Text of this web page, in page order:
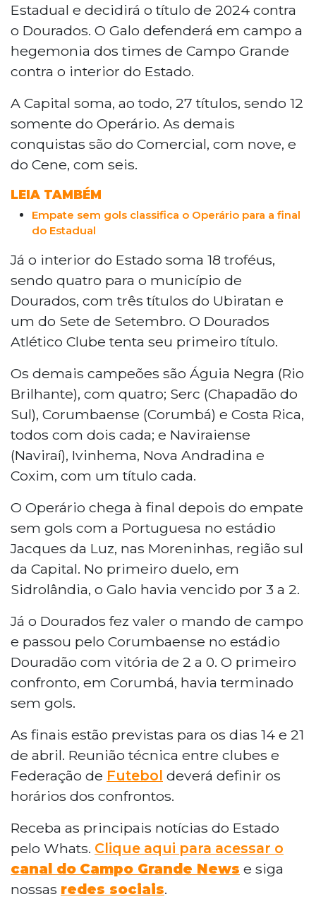
Estadual e decidirá o título de 2024 contra
o Dourados. O Galo defenderá em campo a
hegemonia dos times de Campo Grande
contra o interior do Estado.
A Capital soma, ao todo, 27 títulos, sendo 12
somente do Operário. As demais
conquistas são do Comercial, com nove, e
do Cene, com seis.
LEIA TAMBÉM
Empate sem gols classifica o Operário para a final
do Estadual
Já o interior do Estado soma 18 troféus,
sendo quatro para o município de
Dourados, com três títulos do Ubiratan e
um do Sete de Setembro. O Dourados
Atlético Clube tenta seu primeiro título.
Os demais campeões são Águia Negra (Rio
Brilhante), com quatro; Serc (Chapadão do
Sul), Corumbaense (Corumbá) e Costa Rica,
todos com dois cada; e Naviraiense
(Naviraí), Ivinhema, Nova Andradina e
Coxim, com um título cada.
O Operário chega à final depois do empate
sem gols com a Portuguesa no estádio
Jacques da Luz, nas Moreninhas, região sul
da Capital. No primeiro duelo, em
Sidrolândia, o Galo havia vencido por 3 a 2.
Já o Dourados fez valer o mando de campo
e passou pelo Corumbaense no estádio
Douradão com vitória de 2 a 0. O primeiro
confronto, em Corumbá, havia terminado
sem gols.
As finais estão previstas para os dias 14 e 21
de abril. Reunião técnica entre clubes e
Federação de Futebol deverá definir os
horários dos confrontos.
Receba as principais notícias do Estado
pelo Whats. Clique aqui para acessar o
canal do Campo Grande News e siga
nossas redes sociais.